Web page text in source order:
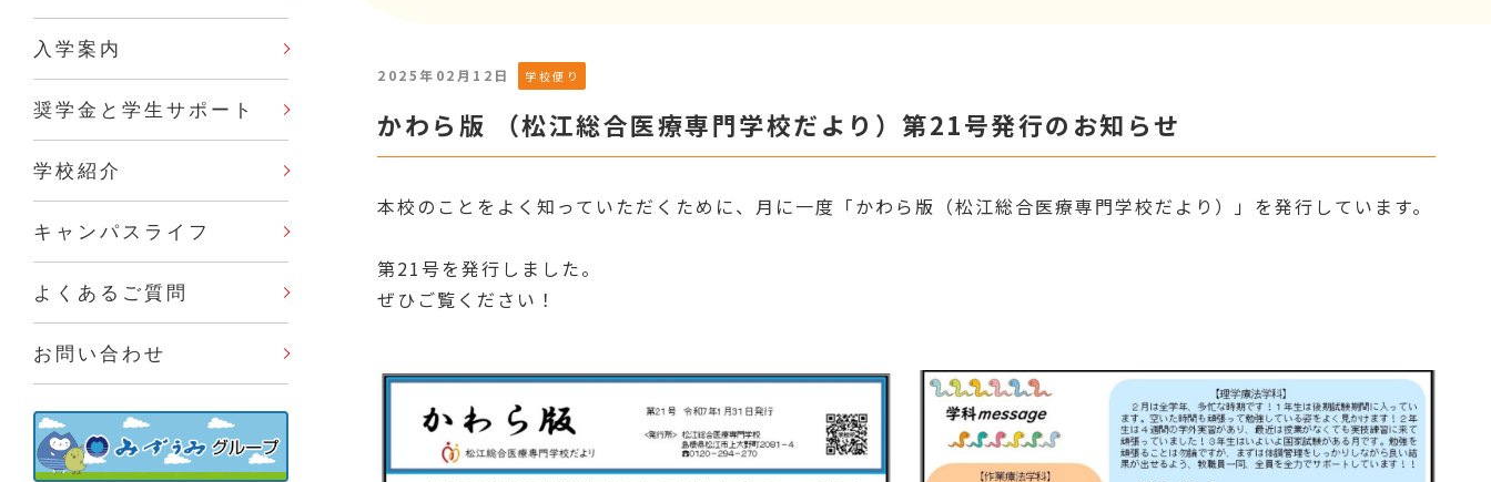
入学案内
奨学金と学生サポート
学校紹介
キャンパスライフ
よくあるご質問
お問い合わせ
2025年02月12日 学校便り
かわら版 （松江総合医療専門学校だより）第21号発行のお知らせ
本校のことをよく知っていただくために、月に一度「かわら版（松江総合医療専門学校だより）」を発行しています。
第21号を発行しました。
ぜひご覧ください！